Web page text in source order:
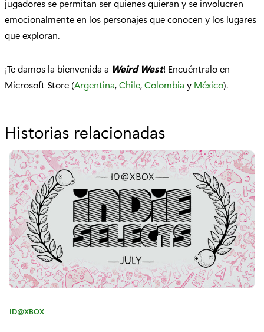
jugadores se permitan ser quienes quieran y se involucren
emocionalmente en los personajes que conocen y los lugares
que exploran.
¡Te damos la bienvenida a Weird West! Encuéntralo en
Microsoft Store (Argentina,Chile,Colombia y México).
Historias relacionadas
o
r
"
¡
W
i
C
ID@XBOX